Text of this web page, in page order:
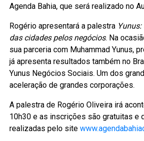
Agenda Bahia, que será realizado no
Rogério apresentará a palestra
das cidades pelos negócios. Na
sua parceria com Muhammad Yunus,
já apresenta resultados também no
Yunus Negócios Sociais. Um dos
aceleração de grandes corporações.
A palestra de Rogério Oliveira irá
10h30 e as inscrições são gratuitas e
realizadas pelo site